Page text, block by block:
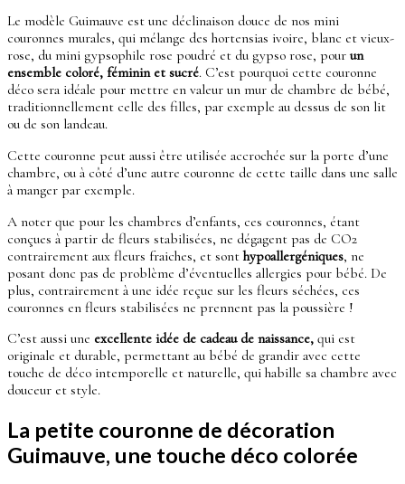
Le modèle Guimauve est une déclinaison douce de nos mini
couronnes murales, qui mélange des hortensias ivoire, blanc et vieux-
rose, du mini gypsophile rose poudré et du gypso rose, pour un
ensemble coloré, féminin et sucré. C’est pourquoi cette couronne
déco sera idéale pour mettre en valeur un mur de chambre de bébé,
traditionnellement celle des filles, par exemple au dessus de son lit
ou de son landeau.
Cette couronne peut aussi être utilisée accrochée sur la porte d’une
chambre, ou à côté d’une autre couronne de cette taille dans une salle
à manger par exemple.
A noter que pour les chambres d’enfants, ces couronnes, étant
conçues à partir de fleurs stabilisées, ne dégagent pas de CO2
contrairement aux fleurs fraiches, et sonthypoallergéniques, ne
posant donc pas de problème d’éventuelles allergies pour bébé. De
plus, contrairement à une idée reçue sur les fleurs séchées, ces
couronnes en fleurs stabilisées ne prennent pas la poussière !
C’est aussi une excellente idée de cadeau de naissance, qui est
originale et durable, permettant au bébé de grandir avec cette
touche de déco intemporelle et naturelle, qui habille sa chambre avec
douceur et style.
La petite couronne de décoration
Guimauve, une touche déco colorée